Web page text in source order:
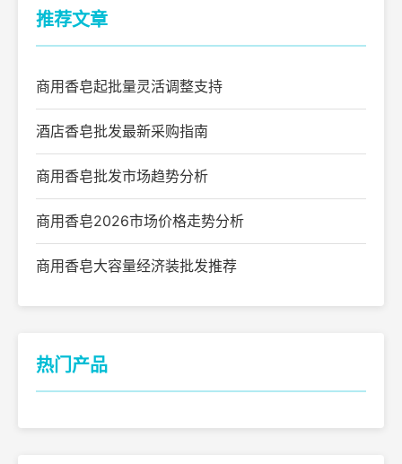
推荐文章
商用香皂起批量灵活调整支持
酒店香皂批发最新采购指南
商用香皂批发市场趋势分析
商用香皂2026市场价格走势分析
商用香皂大容量经济装批发推荐
热门产品